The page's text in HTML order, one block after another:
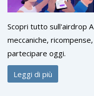
Scopri tutto sull'airdrop
meccaniche,
partecipare oggi.
Leggi di più